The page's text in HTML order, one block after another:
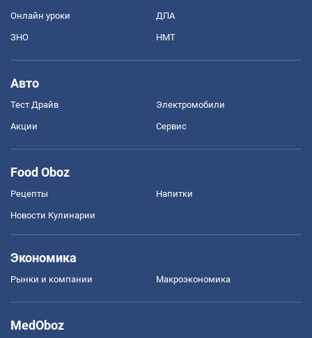
Онлайн уроки ДПА
ЗНО НМТ
Авто
Тест Драйв Электромобили
Акции Сервис
Food Oboz
Рецепты Напитки
Новости Кулинарии
Экономика
Рынки и компании Mакроэкономика
MedOboz